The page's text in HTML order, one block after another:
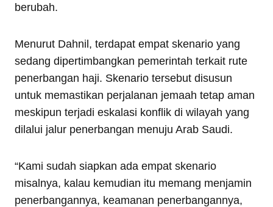
berubah.
Menurut Dahnil, terdapat empat skenario yang
sedang dipertimbangkan pemerintah terkait rute
penerbangan haji. Skenario tersebut disusun
untuk memastikan perjalanan jemaah tetap aman
meskipun terjadi eskalasi konflik di wilayah yang
dilalui jalur penerbangan menuju Arab Saudi.
“Kami sudah siapkan ada empat skenario
misalnya, kalau kemudian itu memang menjamin
penerbangannya, keamanan penerbangannya,